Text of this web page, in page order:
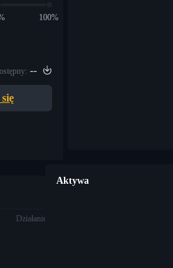
100%
--
Działanie
Aktywa